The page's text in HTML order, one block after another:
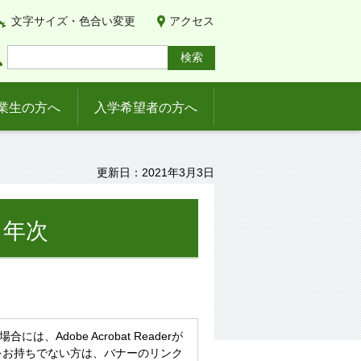
文字サイズ・色合い変更 アクセス
生の方へ 入学希望者の方へ
更新日：2021年3月3日
次
合には、Adobe Acrobat Readerが
持ちでない方は、バナーのリンク